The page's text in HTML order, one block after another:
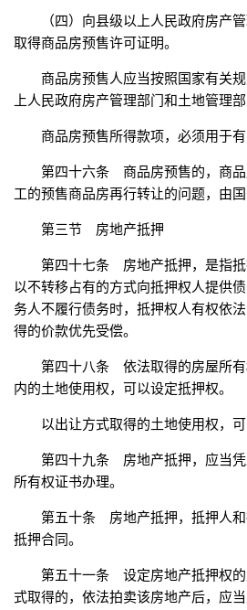
（四）向县级以上人民政府房产
取得商品房预售许可证明。
商品房预售人应当按照国家有关
上人民政府房产管理部门和土地管理部
商品房预售所得款项，必须用于有
第四十六条 商品房预售的，商
工的预售商品房再行转让的问题，由国
第三节 房地产抵押
第四十七条 房地产抵押，是指
以不转移占有的方式向抵押权人提供
务人不履行债务时，抵押权人有权依
得的价款优先受偿。
第四十八条 依法取得的房屋所
内的土地使用权，可以设定抵押权。
以出让方式取得的土地使用权，可
第四十九条 房地产抵押，应当
所有权证书办理。
第五十条 房地产抵押，抵押人
抵押合同。
第五十一条 设定房地产抵押权
式取得的，依法拍卖该房地产后，应